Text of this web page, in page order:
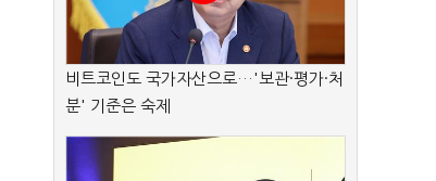
비트코인도 국가자산으로…'보관·평가·처
분' 기준은 숙제